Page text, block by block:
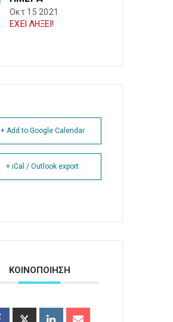
Οκτ 15 2021
ΕΧΕΙ ΛΗΞΕΙ!
+ Add to Google Calendar
+ iCal / Outlook export
ΚΟΙΝΟΠΟΙΗΣΗ